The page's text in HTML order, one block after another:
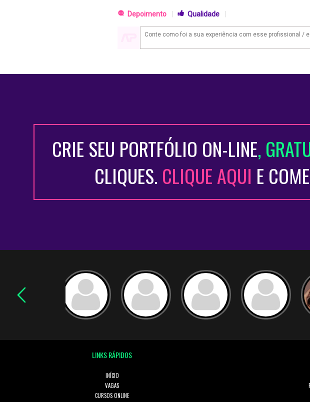
Depoimento | Qualidade |
CRIE SEU PORTFÓLIO ON-LINE,
CLIQUES. CLIQUE AQUI E
LINKS RÁPIDOS
INÍCIO
VAGAS
CURSOS ONLINE